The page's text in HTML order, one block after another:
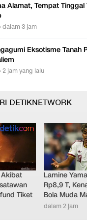
Alamat, Tempat Tinggal
dalam 3 jam
Eksotisme Tanah
2 jam yang lalu
DETIKNETWORK
Tiket
Lamine
Rp8,9 T,
Bola Muda
dalam 2 jam